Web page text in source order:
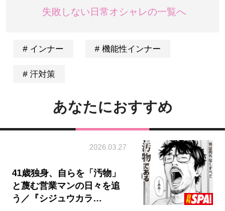
失敗しない日常オシャレの一覧へ
インナー 機能性インナー
汗対策
あなたにおすすめ
2026.03.27
41歳独身、自らを「汚物」
と蔑む営業マンの日々を追
う／『シジュウカラ…